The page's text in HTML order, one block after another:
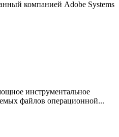
компанией Adobe Systems
инструментальное
файлов операционной...